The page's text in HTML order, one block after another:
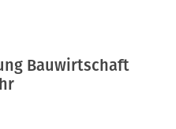
Bauwirtschaft